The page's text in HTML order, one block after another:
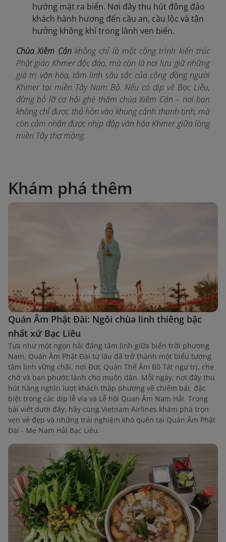
hướng mặt ra biển. Nơi đây thu hút đông đảo
khách hành hương đến cầu an, cầu lộc và tận
hưởng không khí trong lành ven biển.
Chùa Xiêm Cánkhông chỉ là một công trình kiến trúc
Phật giáo Khmer độc đáo, mà còn là nơi lưu giữ những
giá trị văn hóa, tâm linh sâu sắc của cộng đồng người
Khmer tại miền Tây Nam Bộ. Nếu có dịp về Bạc Liêu,
đừng bỏ lỡ cơ hội ghé thăm chùa Xiêm Cán – nơi bạn
không chỉ được thả hồn vào khung cảnh thanh tịnh, mà
còn cảm nhận được nhịp đập văn hóa Khmer giữa lòng
miền Tây thơ mộng.
Khám phá thêm
Quán Âm Phật Đài: Ngôi chùa linh thiêng bậc
nhất xứ Bạc Liêu
Tựa như một ngọn hải đăng tâm linh giữa biển trời phương
Nam, Quán Âm Phật Đài từ lâu đã trở thành một biểu tượng
tâm linh vững chãi, nơi Đức Quán Thế Âm Bồ Tát ngự trị, che
chở và ban phước lành cho muôn dân. Mỗi ngày, nơi đây thu
hút hàng nghìn lượt khách thập phương về chiêm bái, đặc
biệt trong các dịp lễ vía và Lễ hội Quan Âm Nam Hải. Trong
bài viết dưới đây, hãy cùng Vietnam Airlines khám phá trọn
vẹn vẻ đẹp và những trải nghiệm khó quên tại Quán Âm Phật
Đài - Mẹ Nam Hải Bạc Liêu.